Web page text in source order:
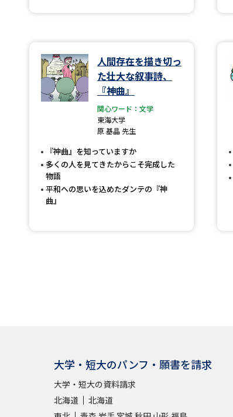
人間存在を描き切っ
た壮大な叙事詩、
『神曲』
関心ワード：文学
東海大学
原 基晶 先生
『神曲』を知っていますか
多くの人を見てきたからこそ完成した
物語
平和への思いを込めたダンテの『神
曲』
大学・短大のパンフ・願書を請求
大学・短大の資料請求
北海道
北海道